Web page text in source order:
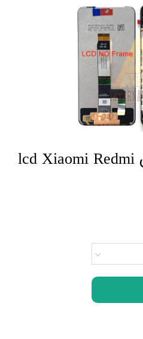
ال سی دی شیائومی lcd Xiaomi Redmi